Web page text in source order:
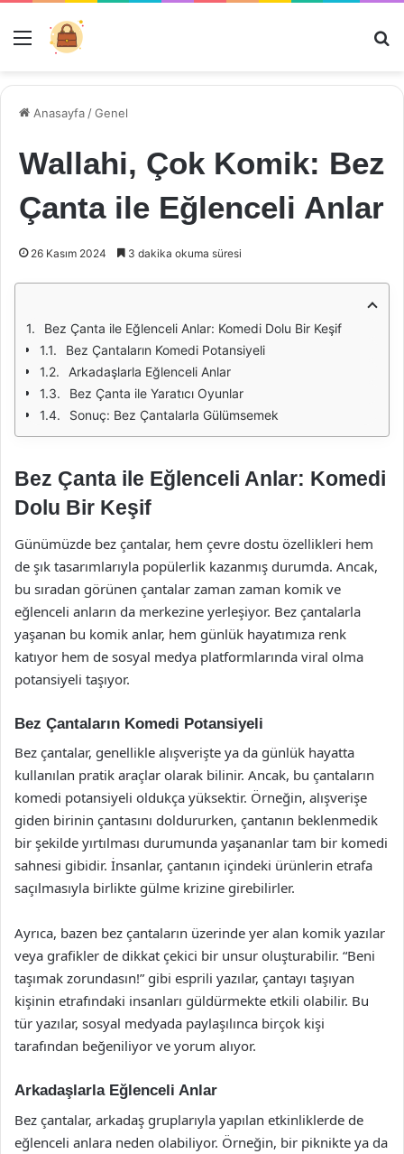
Menü
Anasayfa /Genel
Wallahi, Çok Komik: Bez
Çanta ile Eğlenceli Anlar
26 Kasım 2024 3 dakika okuma süresi
Bez Çanta ile Eğlenceli Anlar: Komedi Dolu Bir Keşif
Bez Çantaların Komedi Potansiyeli
Arkadaşlarla Eğlenceli Anlar
Bez Çanta ile Yaratıcı Oyunlar
Sonuç: Bez Çantalarla Gülümsemek
Bez Çanta ile Eğlenceli Anlar: Komedi
Dolu Bir Keşif
Günümüzde bez çantalar, hem çevre dostu özellikleri hem
de şık tasarımlarıyla popülerlik kazanmış durumda. Ancak,
bu sıradan görünen çantalar zaman zaman komik ve
eğlenceli anların da merkezine yerleşiyor. Bez çantalarla
yaşanan bu komik anlar, hem günlük hayatımıza renk
katıyor hem de sosyal medya platformlarında viral olma
potansiyeli taşıyor.
Bez Çantaların Komedi Potansiyeli
Bez çantalar, genellikle alışverişte ya da günlük hayatta
kullanılan pratik araçlar olarak bilinir. Ancak, bu çantaların
komedi potansiyeli oldukça yüksektir. Örneğin, alışverişe
giden birinin çantasını doldururken, çantanın beklenmedik
bir şekilde yırtılması durumunda yaşananlar tam bir komedi
sahnesi gibidir. İnsanlar, çantanın içindeki ürünlerin etrafa
saçılmasıyla birlikte gülme krizine girebilirler.
Ayrıca, bazen bez çantaların üzerinde yer alan komik yazılar
veya grafikler de dikkat çekici bir unsur oluşturabilir. “Beni
taşımak zorundasın!” gibi esprili yazılar, çantayı taşıyan
kişinin etrafındaki insanları güldürmekte etkili olabilir. Bu
tür yazılar, sosyal medyada paylaşılınca birçok kişi
tarafından beğeniliyor ve yorum alıyor.
Arkadaşlarla Eğlenceli Anlar
Bez çantalar, arkadaş gruplarıyla yapılan etkinliklerde de
eğlenceli anlara neden olabiliyor. Örneğin, bir piknikte ya da